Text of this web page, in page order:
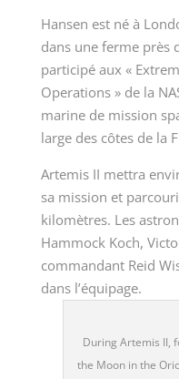
Hansen est né à
dans une ferme près
participé aux «
Operations » de la
marine de mission
large des côtes de la
Artemis II mettra
sa mission et
kilomètres. Les
Hammock Koch,
commandant Reid
dans l’équipage.
During Artemis II,
the Moon in the